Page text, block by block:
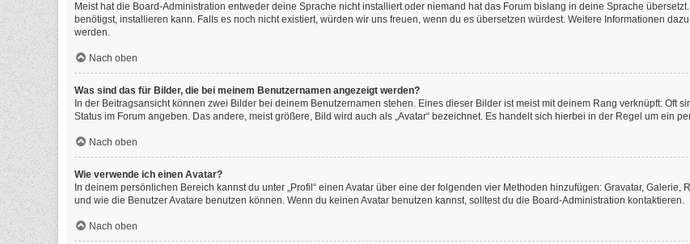
Meist hat die Board-Administration entweder deine Sprache nicht installiert oder niemand hat das Forum bislang in deine Sprache
benötigst, installieren kann. Falls es noch nicht existiert, würden wir uns freuen, wenn du es übersetzen würdest. Weitere Informationen
werden.
Nach oben
Was sind das für Bilder, die bei meinem Benutzernamen angezeigt werden?
In der Beitragsansicht können zwei Bilder bei deinem Benutzernamen stehen. Eines dieser Bilder ist meist mit deinem Rang verknüpft: Oft
Status im Forum angeben. Das andere, meist größere, Bild wird auch als „Avatar“ bezeichnet. Es handelt sich hierbei in der Regel um ein
Nach oben
Wie verwende ich einen Avatar?
In deinem persönlichen Bereich kannst du unter „Profil“ einen Avatar über eine der folgenden vier Methoden hinzufügen: Gravatar,
und wie die Benutzer Avatare benutzen können. Wenn du keinen Avatar benutzen kannst, solltest du die Board-Administration kontaktieren.
Nach oben